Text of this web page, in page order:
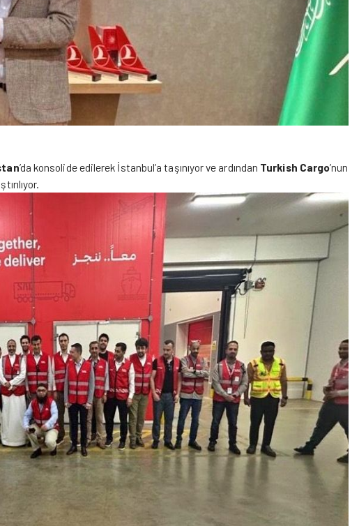
’da konsolide edilerek İstanbul’a taşınıyor ve ardından Turkish Cargo’nun